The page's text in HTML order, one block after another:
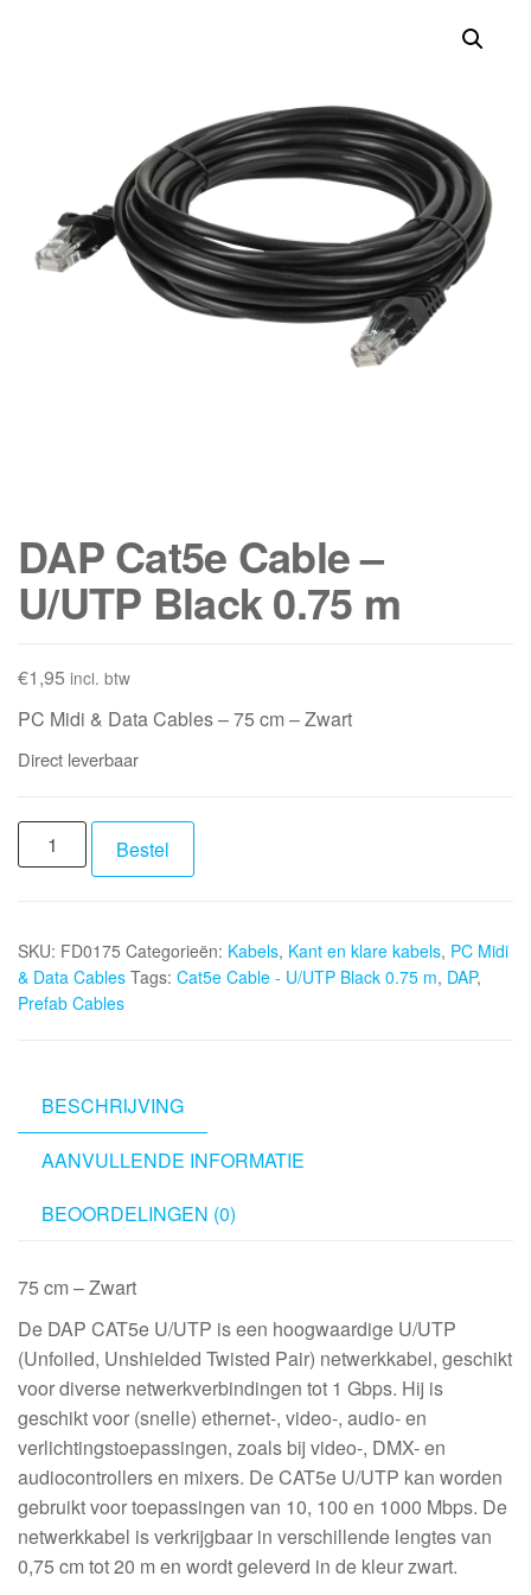
DAP Cat5e Cable –
U/UTP Black 0.75 m
€1,95 incl. btw
PC Midi & Data Cables – 75 cm – Zwart
Direct leverbaar
DAP
Cat5e
U/UTP
Black
0.75
Bestel
SKU: FD0175 Categorieën: Kabels, Kant en klare kabels, PC Midi
& Data Cables Tags: Cat5e Cable - U/UTP Black 0.75 m, DAP,
Prefab Cables
BESCHRIJVING
AANVULLENDE INFORMATIE
BEOORDELINGEN (0)
75 cm – Zwart
De DAP CAT5e U/UTP is een hoogwaardige U/UTP
(Unfoiled, Unshielded Twisted Pair) netwerkkabel, geschikt
voor diverse netwerkverbindingen tot 1 Gbps. Hij is
geschikt voor (snelle) ethernet-, video-, audio- en
verlichtingstoepassingen, zoals bij video-, DMX- en
audiocontrollers en mixers. De CAT5e U/UTP kan worden
gebruikt voor toepassingen van 10, 100 en 1000 Mbps. De
netwerkkabel is verkrijgbaar in verschillende lengtes van
0,75 cm tot 20 m en wordt geleverd in de kleur zwart.